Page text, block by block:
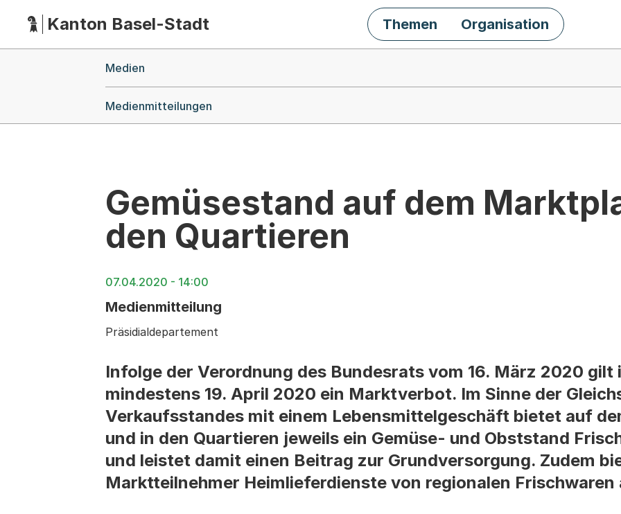
HauptnavigationKanton Basel-Stadt Themen Organisation
Medien
Medienmitteilungen
Gemüsestand auf dem
den Quartieren
07.04.2020 - 14:00
Medienmitteilung
Präsidialdepartement
Infolge der Verordnung des Bundesrats vom 16. März 2020 gilt
mindestens 19. April 2020 ein Marktverbot. Im Sinne der
Verkaufsstandes mit einem Lebensmittelgeschäft bietet auf
und in den Quartieren jeweils ein Gemüse- und Obststand
und leistet damit einen Beitrag zur Grundversorgung. Zudem
Marktteilnehmer Heimlieferdienste von regionalen Frischwaren